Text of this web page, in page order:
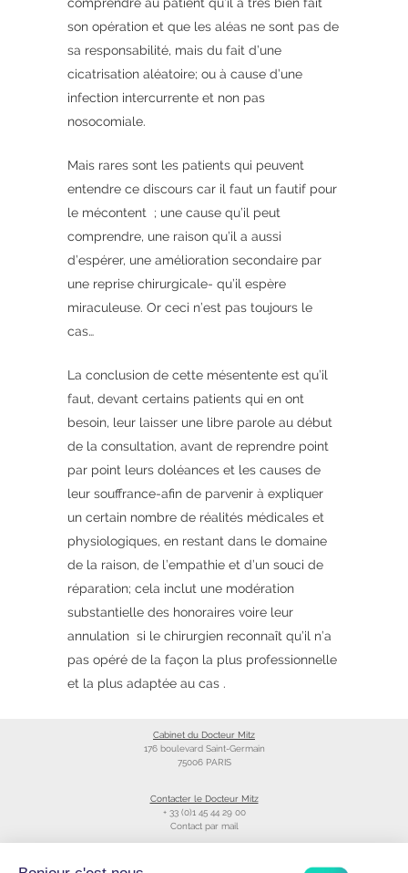
son opération et que les aléas ne sont pas de
sa responsabilité, mais du fait d’une
cicatrisation aléatoire; ou à cause d’une
infection intercurrente et non pas
nosocomiale.
Mais rares sont les patients qui peuvent
entendre ce discours car il faut un fautif pour
le mécontent ; une cause qu’il peut
comprendre, une raison qu’il a aussi
d’espérer, une amélioration secondaire par
une reprise chirurgicale- qu’il espère
miraculeuse. Or ceci n’est pas toujours le
cas…
La conclusion de cette mésentente est qu’il
faut, devant certains patients qui en ont
besoin, leur laisser une libre parole au début
de la consultation, avant de reprendre point
par point leurs doléances et les causes de
leur souffrance-afin de parvenir à expliquer
un certain nombre de réalités médicales et
physiologiques, en restant dans le domaine
de la raison, de l’empathie et d’un souci de
réparation; cela inclut une modération
substantielle des honoraires voire leur
annulation si le chirurgien reconnaît qu’il n’a
pas opéré de la façon la plus professionnelle
et la plus adaptée au cas .
Cabinet du Docteur Mitz
176 boulevard Saint-Germain
75006 PARIS
Contacter le Docteur Mitz
+ 33 (0)1 45 44 29 00
Contact par mail